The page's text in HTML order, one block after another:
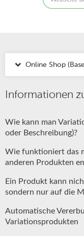
Online Shop
Informationen
Wie kann man
oder Beschreibung)?
Wie funktioniert das
anderen Produkten
Ein Produkt kann
sondern nur auf die
Automatische
Variationsprodukten